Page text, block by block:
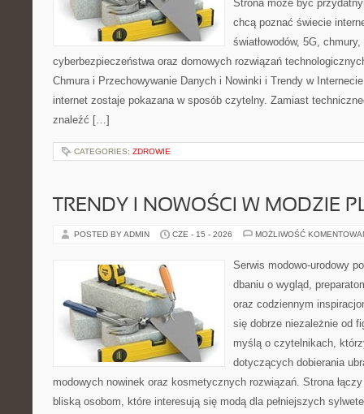
Strona może być
chcą poznać świecie
światłowodów, 5G,
cyberbezpieczeństwa oraz domowych rozwiązań
Chmura i Przechowywanie Danych i Nowinki i Trendy w
internet zostaje pokazana w sposób czytelny. Zamiast
znaleźć […]
CATEGORIES: ZDROWIE
TRENDY I NOWOŚCI W MODZIE
POSTED BY ADMIN CZE - 15 - 2026 MOŻLIWOŚĆ
Serwis modowo-urodowy
dbaniu o wygląd,
oraz codziennym
się dobrze niezależnie od
myślą o czytelnikach,
dotyczących dobierania
modowych nowinek oraz kosmetycznych rozwiązań. Strona
bliską osobom, które interesują się modą dla pełniejszych